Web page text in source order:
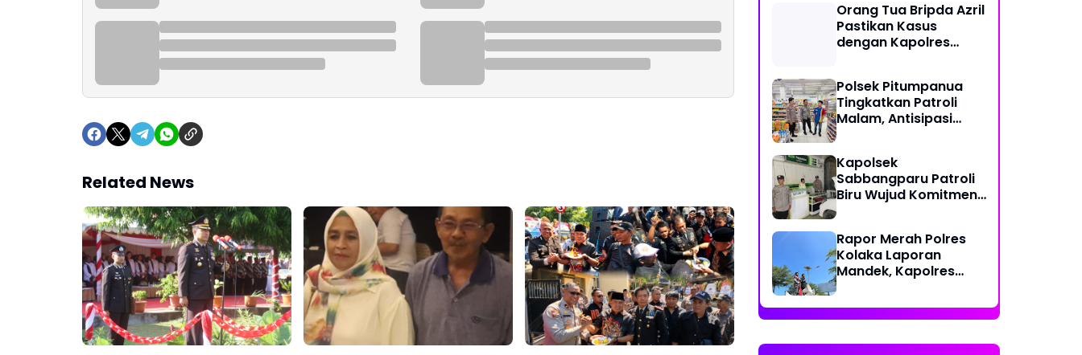
Related News
Orang Tua Bripda Azril
Pastikan Kasus
dengan Kapolres
Polsek Pitumpanua
Tingkatkan Patroli
Malam, Antisipasi
Kriminalitas di
Wilayah Hukum
Kapolsek
Sabbangparu Patroli
Biru Wujud Komitmen
Masyarakat
Rapor Merah Polres
Kolaka Laporan
Mandek, Kapolres
Perkap dan Abaikan
Kepastian Hukum